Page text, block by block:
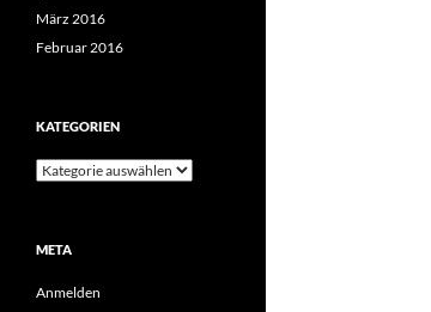
März 2016
Februar 2016
KATEGORIEN
Kategorien
META
Anmelden